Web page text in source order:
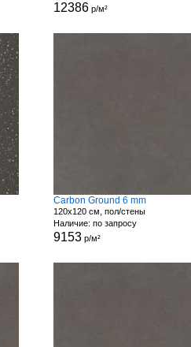
12386р/м²
Carbon Ground 6 mm
120x120 см, пол/стены
Наличие: по запросу
9153р/м²